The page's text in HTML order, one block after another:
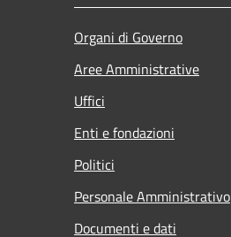
Organi di Governo
Aree Amministrative
Uffici
Enti e fondazioni
Politici
Personale Amministrativo
Documenti e dati